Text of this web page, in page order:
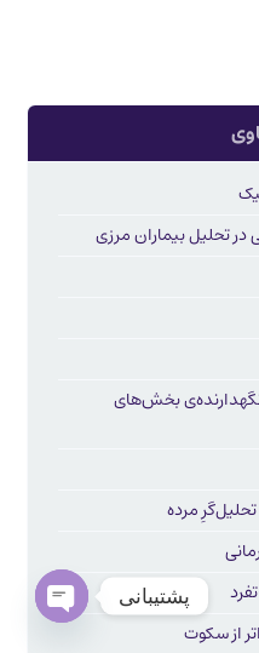
در تحلیل بیماران مرزی
بخش‌های
مرده
از سکوت
پشتیبانی